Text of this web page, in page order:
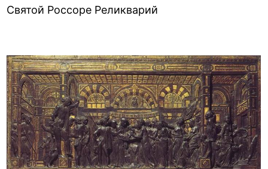
Святой Россоре Реликварий